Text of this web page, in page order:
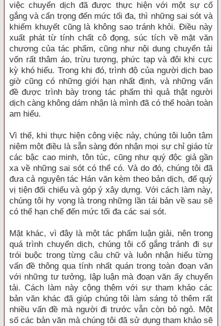
việc chuyển dịch đã được thực hiện với một sự cố
gắng và cẩn trọng đến mức tối đa, thì những sai sót và
khiếm khuyết cũng là không sao tránh khỏi. Điều này
xuất phát từ tính chất cô đọng, súc tích về mặt văn
chương của tác phẩm, cũng như nội dung chuyển tải
vốn rất thâm áo, trừu tượng, phức tạp và đôi khi cực
kỳ khó hiểu. Trong khi đó, trình độ của người dịch bao
giờ cũng có những giới hạn nhất định, và những vấn
đề được trình bày trong tác phẩm thì quả thật người
dịch càng không dám nhận là mình đã có thể hoàn toàn
am hiểu.
Vì thế, khi thực hiện công việc này, chúng tôi luôn tâm
niệm một điều là sẵn sàng đón nhận mọi sự chỉ giáo từ
các bậc cao minh, tôn túc, cũng như quý độc giả gần
xa về những sai sót có thể có. Và do đó, chúng tôi đã
đưa cả nguyên tác Hán văn kèm theo bản dịch, để quý
vị tiện đối chiếu và góp ý xây dựng. Với cách làm này,
chúng tôi hy vọng là trong những lần tái bản về sau sẽ
có thể hạn chế đến mức tối đa các sai sót.
Mặt khác, vì đây là một tác phẩm luận giải, nên trong
quá trình chuyển dịch, chúng tôi cố gắng tránh đi sự
trói buộc trong từng câu chữ và luôn nhận hiểu từng
vấn đề thông qua tính nhất quán trong toàn đoạn văn
với những tư tưởng, lập luận mà đoạn văn ấy chuyển
tải. Cách làm này cộng thêm với sự tham khảo các
bản văn khác đã giúp chúng tôi làm sáng tỏ thêm rất
nhiều vấn đề mà người đi trước vẫn còn bỏ ngỏ. Một
số các bản văn mà chúng tôi đã sử dụng tham khảo sẽ